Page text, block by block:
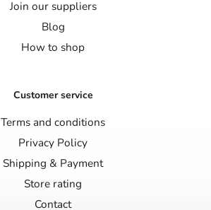
Join our suppliers
Blog
How to shop
Customer service
Terms and conditions
Privacy Policy
Shipping & Payment
Store rating
Contact